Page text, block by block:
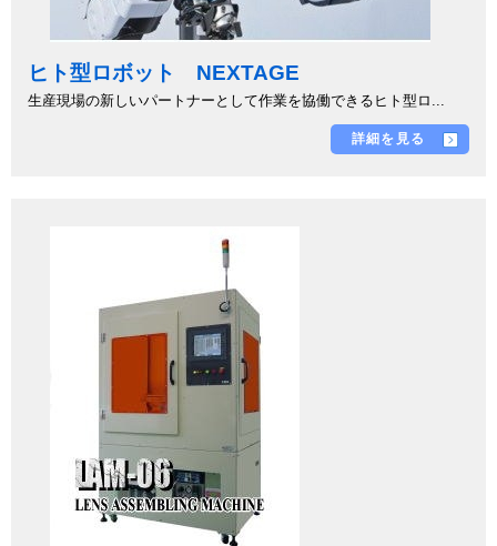
ヒト型ロボット NEXTAGE
生産現場の新しいパートナーとして作業を協働できるヒト型ロ...
詳細を見る